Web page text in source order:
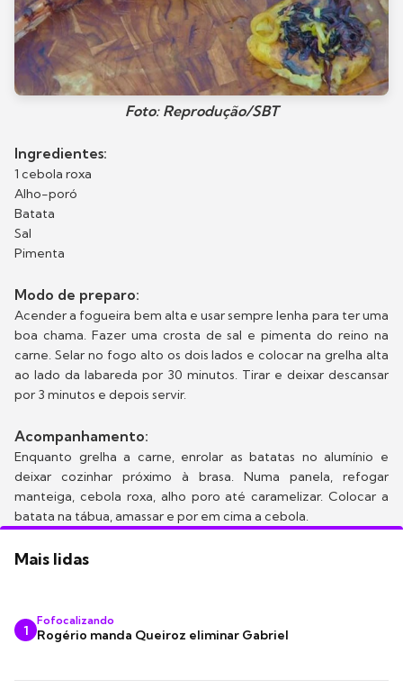
Foto: Reprodução/SBT
Ingredientes:
1 cebola roxa
Alho-poró
Batata
Sal
Pimenta
Modo de preparo:
Acender a fogueira bem alta e usar sempre lenha para ter uma
boa chama. Fazer uma crosta de sal e pimenta do reino na
carne. Selar no fogo alto os dois lados e colocar na grelha alta
ao lado da labareda por 30 minutos. Tirar e deixar descansar
por 3 minutos e depois servir.
Acompanhamento:
Enquanto grelha a carne, enrolar as batatas no alumínio e
deixar cozinhar próximo à brasa. Numa panela, refogar
manteiga, cebola roxa, alho poro até caramelizar. Colocar a
batata na tábua, amassar e por em cima a cebola.
Mais lidas
1
Fofocalizando
Rogério manda Queiroz eliminar Gabriel